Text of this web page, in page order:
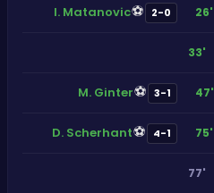
I. Matanovic⚽ 2-0 26'
33'
M. Ginter⚽ 3-1 47'
D. Scherhant⚽ 4-1 75'
77'